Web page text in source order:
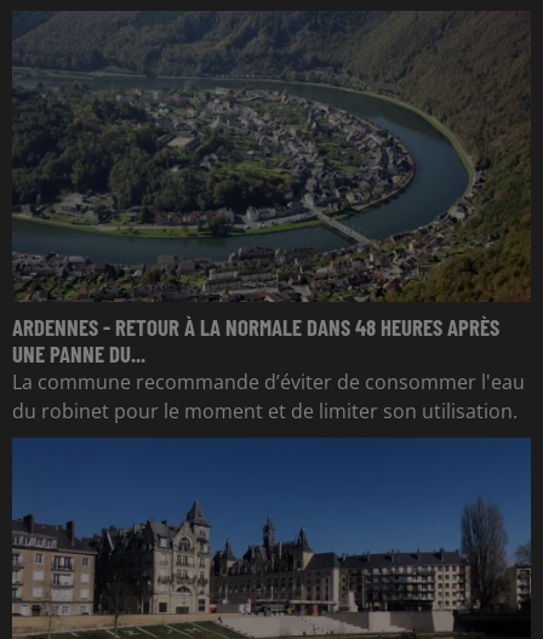
ARDENNES - RETOUR À LA NORMALE DANS 48 HEURES APRÈS
UNE PANNE DU...
La commune recommande d’éviter de consommer l'eau
du robinet pour le moment et de limiter son utilisation.